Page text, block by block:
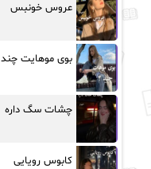
عروس خونبس
بوی موهایت چند
چشات سگ داره
کابوس رویایی